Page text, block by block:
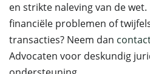
en strikte naleving van de
financiële problemen of
transacties? Neem dan
Advocaten voor deskundig